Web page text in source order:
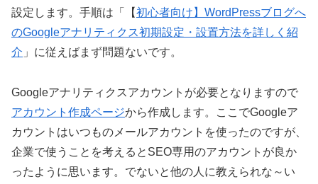
設定します。手順は「【初心者向け】WordPressブログへ
のGoogleアナリティクス初期設定・設置方法を詳しく紹
介 」に従えばまず問題ないです。
Googleアナリティクスアカウントが必要となりますので
アカウント作成ページから作成します。ここでGoogleア
カウントはいつものメールアカウントを使ったのですが、
企業で使うことを考えるとSEO専用のアカウントが良か
ったように思います。でないと他の人に教えられな～い